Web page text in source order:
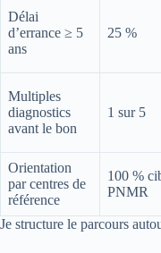
Délai
d’errance ≥ 5
ans
25 %
Multiples
diagnostics
avant le bon
1 sur 5
Orientation
par centres de
référence
100 %
PNMR
Je structure le parcours